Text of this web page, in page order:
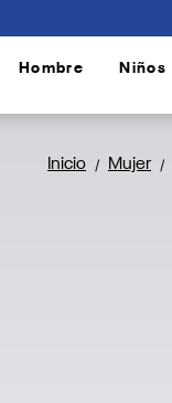
Hombre Niños
Inicio / Mujer /